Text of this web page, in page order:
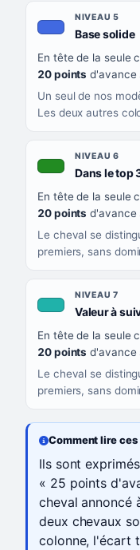
NIVEAU 5
Base solide,
En tête de la seule
20 points d'avance
Un seul de nos
Les deux autres
NIVEAU 6
Dans le top
En tête de la seule
20 points d'avance
Le cheval se
premiers, sans
NIVEAU 7
Valeur à
En tête de la seule
20 points d'avance
Le cheval se
premiers, sans
Comment lire
Ils sont
« 25 points
cheval annoncé
deux chevaux
colonne, l'écart